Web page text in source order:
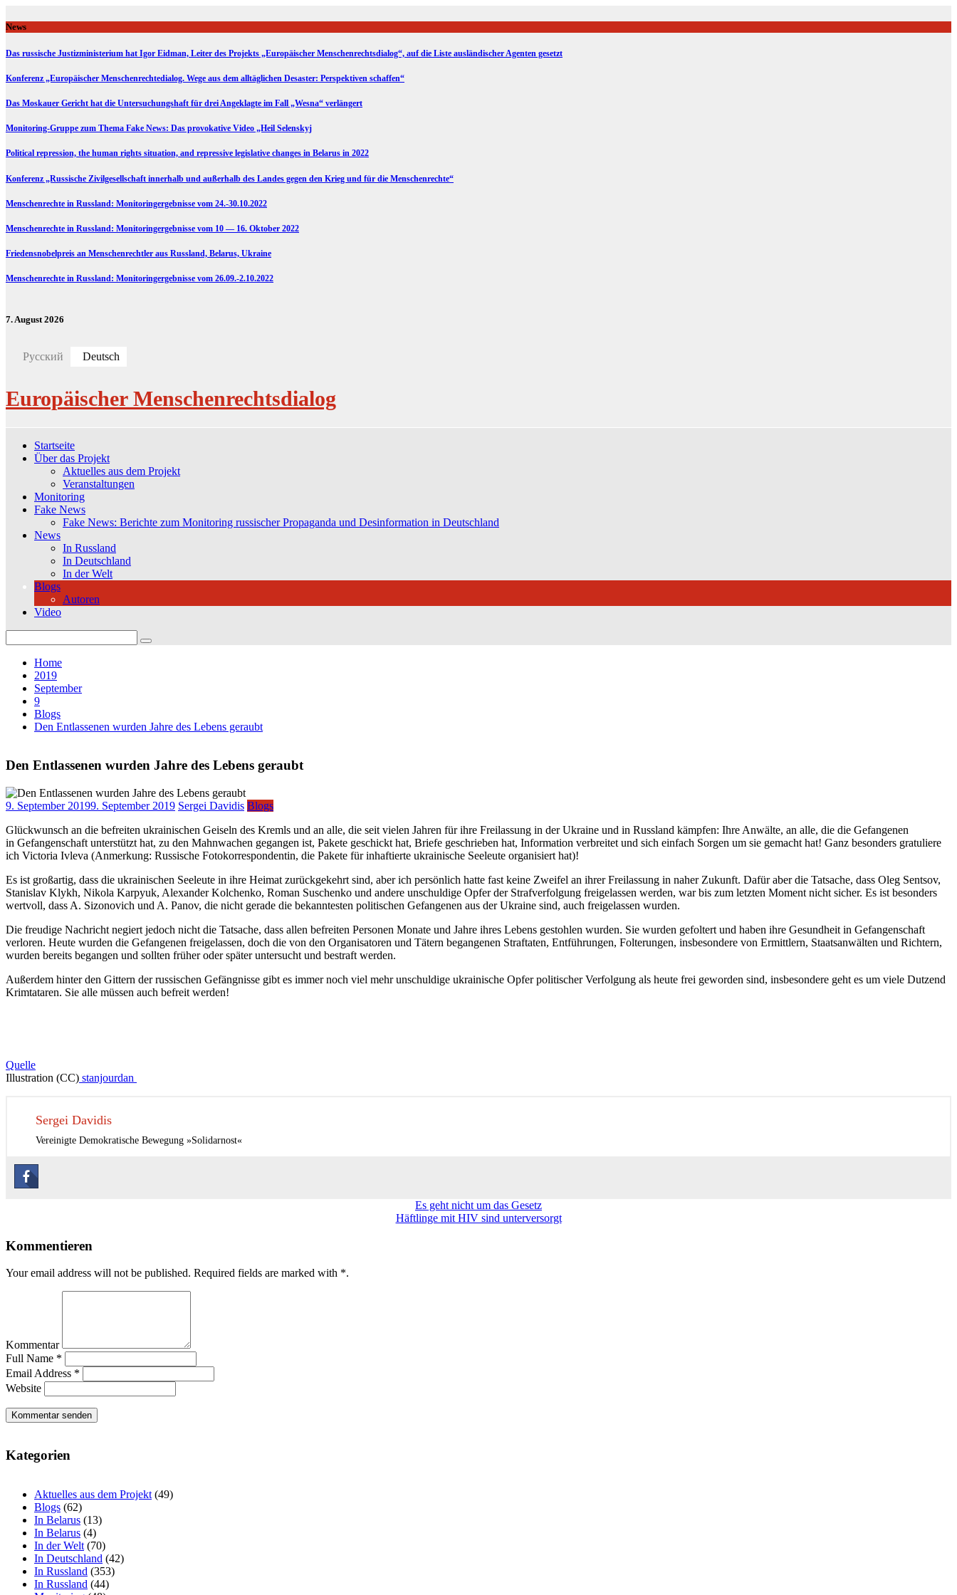
to
content
News
Das russische Justizministerium hat Igor Eidman, Leiter des Projekts „Europäischer Menschenrechtsdialog“, auf die Liste ausländischer Agenten gesetzt
Konferenz „Europäischer Menschenrechtedialog. Wege aus dem alltäglichen Desaster: Perspektiven schaffen“
Das Moskauer Gericht hat die Untersuchungshaft für drei Angeklagte im Fall „Wesna“ verlängert
Monitoring-Gruppe zum Thema Fake News: Das provokative Video „Heil Selenskyj
Political repression, the human rights situation, and repressive legislative changes in Belarus in 2022
Konferenz „Russische Zivilgesellschaft innerhalb und außerhalb des Landes gegen den Krieg und für die Menschenrechte“
Menschenrechte in Russland: Monitoringergebnisse vom 24.-30.10.2022
Menschenrechte in Russland: Monitoringergebnisse vom 10 — 16. Oktober 2022
Friedensnobelpreis an Menschenrechtler aus Russland, Belarus, Ukraine
Menschenrechte in Russland: Monitoringergebnisse vom 26.09.-2.10.2022
7. August 2026
Русский Deutsch
Europäischer Menschenrechtsdialog
Startseite
Über das Projekt
Aktuelles aus dem Projekt
Veranstaltungen
Monitoring
Fake News
Fake News: Berichte zum Monitoring russischer Propaganda und Desinformation in Deutschland
News
In Russland
In Deutschland
In der Welt
Blogs
Autoren
Video
for:
Home
2019
September
9
Blogs
Den Entlassenen wurden Jahre des Lebens geraubt
Den Entlassenen wurden Jahre des Lebens geraubt
9. September 20199. September 2019 Sergei Davidis Blogs
Glückwunsch an die befreiten ukrainischen Geiseln des Kremls und an alle, die seit vielen Jahren für ihre Freilassung in der Ukraine und in Russland kämpfen: Ihre Anwälte, an alle, die die Gefangenen
in Gefangenschaft unterstützt hat, zu den Mahnwachen gegangen ist, Pakete geschickt hat, Briefe geschrieben hat, Information verbreitet und sich einfach Sorgen um sie gemacht hat! Ganz besonders gratuliere
ich Victoria Ivleva (Anmerkung: Russische Fotokorrespondentin, die Pakete für inhaftierte ukrainische Seeleute organisiert hat)!
Es ist großartig, dass die ukrainischen Seeleute in ihre Heimat zurückgekehrt sind, aber ich persönlich hatte fast keine Zweifel an ihrer Freilassung in naher Zukunft. Dafür aber die Tatsache, dass Oleg Sentsov,
Stanislav Klykh, Nikola Karpyuk, Alexander Kolchenko, Roman Suschenko und andere unschuldige Opfer der Strafverfolgung freigelassen werden, war bis zum letzten Moment nicht sicher. Es ist besonders
wertvoll, dass A. Sizonovich und A. Panov, die nicht gerade die bekanntesten politischen Gefangenen aus der Ukraine sind, auch freigelassen wurden.
Die freudige Nachricht negiert jedoch nicht die Tatsache, dass allen befreiten Personen Monate und Jahre ihres Lebens gestohlen wurden. Sie wurden gefoltert und haben ihre Gesundheit in Gefangenschaft
verloren. Heute wurden die Gefangenen freigelassen, doch die von den Organisatoren und Tätern begangenen Straftaten, Entführungen, Folterungen, insbesondere von Ermittlern, Staatsanwälten und Richtern,
wurden bereits begangen und sollten früher oder später untersucht und bestraft werden.
Außerdem hinter den Gittern der russischen Gefängnisse gibt es immer noch viel mehr unschuldige ukrainische Opfer politischer Verfolgung als heute frei geworden sind, insbesondere geht es um viele Dutzend
Krimtataren. Sie alle müssen auch befreit werden!
Quelle
Illustration (СС) stanjourdan
Sergei Davidis
Vereinigte Demokratische Bewegung »Solidarnost«
Es geht nicht um das Gesetz
Häftlinge mit HIV sind unterversorgt
Kommentieren
Your email address will not be published. Required fields are marked with *.
Kommentar
Full Name *
Email Address *
Website
Kategorien
Aktuelles aus dem Projekt (49)
Blogs (62)
In Belarus (13)
In Belarus (4)
In der Welt (70)
In Deutschland (42)
In Russland (353)
In Russland (44)